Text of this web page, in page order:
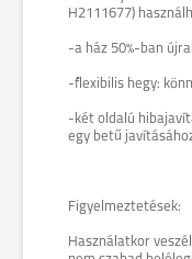
H2111677)
-a ház 50%-ban
-flexibilis hegy:
-két oldalú
egy betű
Figyelmeztetések:
Használatkor